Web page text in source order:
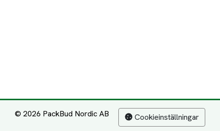
© 2026 PackBud Nordic AB Cookieinställningar